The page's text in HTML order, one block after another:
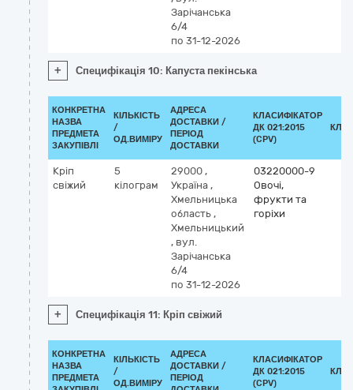
Зарічанська
6/4
по 31-12-2026
+ Специфікація 10: Капуста пекінська
КОНКРЕТНА
НАЗВА
ПРЕДМЕТА
ЗАКУПІВЛІ
КІЛЬКІСТЬ
/
ОД.ВИМІРУ
АДРЕСА
ДОСТАВКИ /
ПЕРІОД
ДОСТАВКИ
КЛАСИФІКАТОР
ДК 021:2015
(CPV)
Кріп
свіжий
5
кілограм
29000 ,
Україна ,
Хмельницька
область ,
Хмельницький
, вул.
Зарічанська
6/4
по 31-12-2026
03220000-9
Овочі,
фрукти та
горіхи
+ Специфікація 11: Кріп свіжий
КОНКРЕТНА
НАЗВА
ПРЕДМЕТА
КІЛЬКІСТЬ
/
ОД.ВИМІРУ
АДРЕСА
ДОСТАВКИ /
ПЕРІОД
КЛАСИФІКАТОР
ДК 021:2015
(CPV)